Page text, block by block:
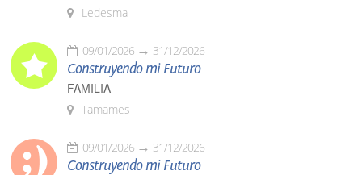
Ledesma
09/01/2026 31/12/2026
Construyendo mi Futuro
FAMILIA
Tamames
09/01/2026 31/12/2026
Construyendo mi Futuro